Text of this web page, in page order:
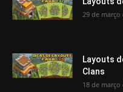
29 de março
Layouts
Clans
18 de março